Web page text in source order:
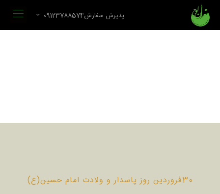
پذیرش سفارش09123788574
30فروردین روز پاسدار و ولادت امام حسین(ع)